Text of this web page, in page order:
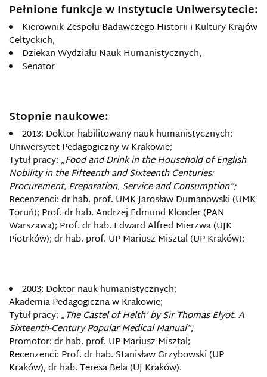
Pełnione funkcje w Instytucie Uniwersytecie:
Kierownik Zespołu Badawczego Historii i Kultury Krajów
Celtyckich,
Dziekan Wydziału Nauk Humanistycznych,
Senator
Stopnie naukowe:
2013; Doktor habilitowany nauk humanistycznych;
Uniwersytet Pedagogiczny w Krakowie;
Tytuł pracy: „Food and Drink in the Household of English
Nobility in the Fifteenth and Sixteenth Centuries:
Procurement, Preparation, Service and Consumption”;
Recenzenci: dr hab. prof. UMK Jarosław Dumanowski (UMK
Toruń); Prof. dr hab. Andrzej Edmund Klonder (PAN
Warszawa); Prof. dr hab. Edward Alfred Mierzwa (UJK
Piotrków); dr hab. prof. UP Mariusz Misztal (UP Kraków);
2003; Doktor nauk humanistycznych;
Akademia Pedagogiczna w Krakowie;
Tytuł pracy: „The Castel of Helth’ by Sir Thomas Elyot. A
Sixteenth-Century Popular Medical Manual”;
Promotor: dr hab. prof. UP Mariusz Misztal;
Recenzenci: Prof. dr hab. Stanisław Grzybowski (UP
Kraków), dr hab. Teresa Bela (UJ Kraków).